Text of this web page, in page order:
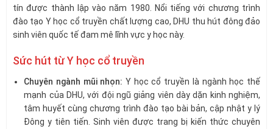
tín được thành lập vào năm 1980. Nổi tiếng với chương trình
đào tạo Y học cổ truyền chất lượng cao, DHU thu hút đông đảo
sinh viên quốc tế đam mê lĩnh vực y học này.
Sức hút từ Y học cổ truyền
Chuyên ngành mũi nhọn: Y học cổ truyền là ngành học thế
mạnh của DHU, với đội ngũ giảng viên dày dặn kinh nghiệm,
tâm huyết cùng chương trình đào tạo bài bản, cập nhật y lý
Đông y tiên tiến. Sinh viên được trang bị kiến thức chuyên